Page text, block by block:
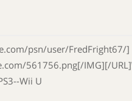
psn/user/FredFright67/]
561756.png[/IMG][/
Wii U